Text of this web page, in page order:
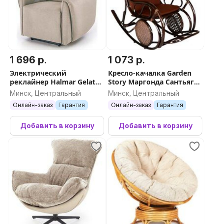
1 696 р.
Электрический
реклайнер Halmar Gelato
(бежевый)
Минск, Центральный
Онлайн-заказ Гарантия
Добавить в корзину
1 073 р.
Кресло-качалка Garden
Story Маргонда Сантьяго
/ CV-SB10 (бежевый/
коричневый)
Минск, Центральный
Онлайн-заказ Гарантия
Добавить в корзину